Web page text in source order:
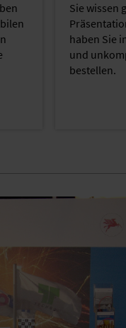
Sie wissen
haben Sie
und
bestellen.